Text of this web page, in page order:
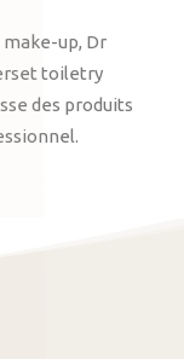
make-up, Dr
toiletry
des produits